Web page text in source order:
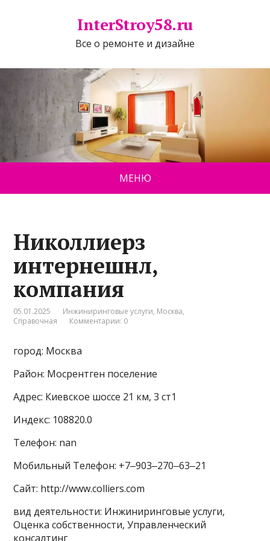
InterStroy58.ru
Все о ремонте и дизайне
МЕНЮ
Николлиерз
интернешнл,
компания
05.01.2025 Инжиниринговые услуги, Москва,
Справочная
Комментарии: 0
город: Москва
Район: Мосрентген поселение
Адрес: Киевское шоссе 21 км, 3 ст1
Индекс: 108820.0
Телефон: nan
Мобильный Телефон: +7‒903‒270‒63‒21
Сайт: http://www.colliers.com
вид деятельности: Инжиниринговые услуги,
Оценка собственности, Управленческий
консалтинг